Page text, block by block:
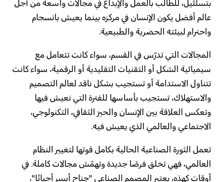
بتسلئيل، للطالب بالعمل والإبداع في مجالات واسعة من أجل
عالم أفضل يكون الإنسان في مركزه بينما يعيش بانسجام
واحترام لبيئته الحضرية والطبيعية.
المجالات التي تدرّس في القسم، سواء كانت تتعامل مع
سيميائية الشكل أو التقنيات التقليدية أو الرقمية، سواء كانت
تتناول الاستدامة أو تستجيب بشكل ناقد لعالم التصميم
والاستهلاك، تستجيب بأساسها للفترة التي نعيش فيها
وتعكس العلاقة بين الإنسان والحيز الثقافي، التكنولوجي،
الاجتماعي والعالمي الذي يعيش فيه.
تعمل الثورة الصناعية الحالية بكامل قوتها لتغيير النظام
العالمي، فهي تخلق فرصًا جديدة وتهمّش مجالات كاملة. في
أوقات كهذه، يعتبر المصمم الصناعي "جناح أيسر أحيانًا"،